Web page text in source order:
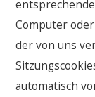
Computer
der von uns
automatisch